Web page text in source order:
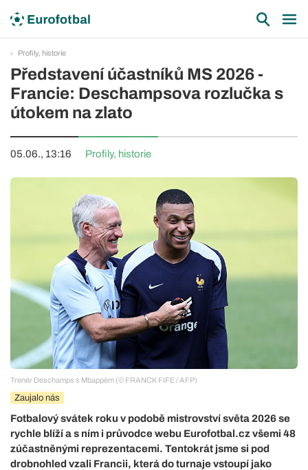
Profily, historie
Představení účastníků MS 2026 -
Francie: Deschampsova rozlučka s
útokem na zlato
05.06., 13:16 Profily, historie
Trenér Deschamps s Mbappém (© FRANCK FIFE / AFP)
Zaujalo nás
Fotbalový svátek roku v podobě mistrovství světa 2026 se
rychle blíží a s ním i průvodce webu Eurofotbal.cz všemi 48
zúčastněnými reprezentacemi. Tentokrát jsme si pod
drobnohled vzali Francii, která do turnaje vstoupí jako